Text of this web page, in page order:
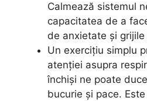
Calmează sistemul
capacitatea de a
de anxietate și grijile
Un exercițiu simplu
atenției asupra
închiși ne poate
bucurie și pace.